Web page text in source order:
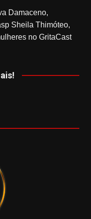
Damaceno,
Sheila Thimóteo,
no GritaCast